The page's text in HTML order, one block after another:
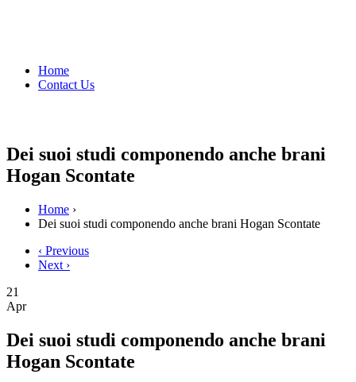
Home
Contact Us
Dei suoi studi componendo anche brani
Hogan Scontate
Home ›
Dei suoi studi componendo anche brani Hogan Scontate
‹ Previous
Next ›
21
Apr
Dei suoi studi componendo anche brani
Hogan Scontate